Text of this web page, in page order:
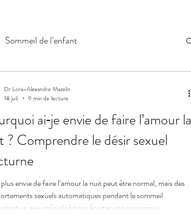
Sommeil de l'enfant
ai‑je envie de faire l’amour la
? Comprendre le désir sexuel
envie de faire l’amour la nuit peut être normal, mais des
sexuels automatiques pendant le sommeil
un avis spécialisé pour écarter une sexsomnie.
Dr Loris-Alexandre Mazelin
18 juil.
9 min de lecture